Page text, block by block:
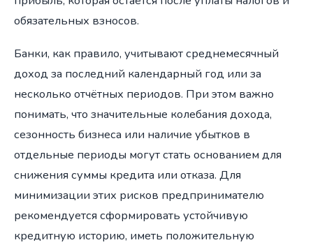
обязательных взносов.
Банки, как правило, учитывают среднемесячный
доход за последний календарный год или за
несколько отчётных периодов. При этом важно
понимать, что значительные колебания дохода,
сезонность бизнеса или наличие убытков в
отдельные периоды могут стать основанием для
снижения суммы кредита или отказа. Для
минимизации этих рисков предпринимателю
рекомендуется сформировать устойчивую
кредитную историю, иметь положительную